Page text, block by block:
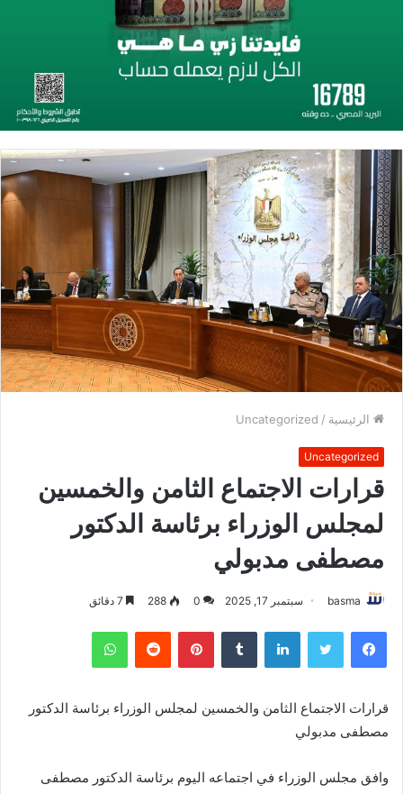
الرئيسية /
Uncategorized
Uncategorized
قرارات الاجتماع الثامن والخمسين
لمجلس الوزراء برئاسة الدكتور
مصطفى مدبولي
basma سبتمبر 17, 2025 0
288
فيسبوك تويتر لينكدإن بينتيريست واتساب
قرارات الاجتماع الثامن والخمسين لمجلس الوزراء برئاسة الدكتور
مصطفى مدبولي
وافق مجلس الوزراء في اجتماعه اليوم برئاسة الدكتور مصطفى